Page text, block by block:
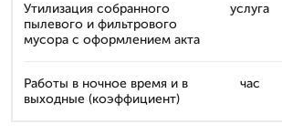
Утилизация собранного
пылевого и фильтрового
мусора с оформлением акта
услуга
Работы в ночное время и в
выходные (коэффициент)
час